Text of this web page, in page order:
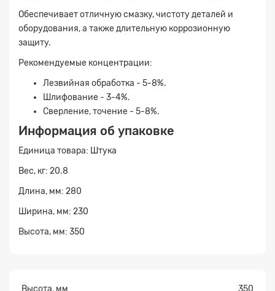
Обеспечивает отличную смазку, чистоту деталей и
оборудования, а также длительную коррозионную
защиту.
Рекомендуемые концентрации:
Лезвийная обработка - 5-8%.
Шлифование - 3-4%.
Сверление, точение - 5-8%.
Информация об упаковке
Единица товара: Штука
Вес, кг: 20.8
Длина, мм: 280
Ширина, мм: 230
Высота, мм: 350
Высота, мм 350
Заявка на расчет